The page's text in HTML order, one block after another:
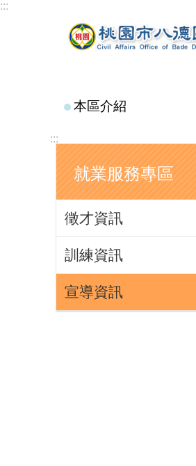
跳到主要內容區塊
:::
本區介紹
:::
就業服務專區
徵才資訊
訓練資訊
宣導資訊